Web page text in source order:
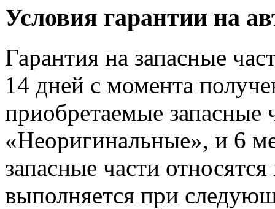
Условия гарантии на
Гарантия на запасные
14 дней с момента
приобретаемые запасные
«Неоригинальные», и 6
запасные части
выполняется при